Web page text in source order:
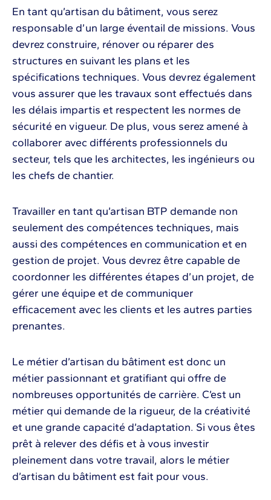
En tant qu’artisan du bâtiment, vous serez
responsable d’un large éventail de missions. Vous
devrez construire, rénover ou réparer des
structures en suivant les plans et les
spécifications techniques. Vous devrez également
vous assurer que les travaux sont effectués dans
les délais impartis et respectent les normes de
sécurité en vigueur. De plus, vous serez amené à
collaborer avec différents professionnels du
secteur, tels que les architectes, les ingénieurs ou
les chefs de chantier.
Travailler en tant qu’artisan BTP demande non
seulement des compétences techniques, mais
aussi des compétences en communication et en
gestion de projet. Vous devrez être capable de
coordonner les différentes étapes d’un projet, de
gérer une équipe et de communiquer
efficacement avec les clients et les autres parties
prenantes.
Le métier d’artisan du bâtiment est donc un
métier passionnant et gratifiant qui offre de
nombreuses opportunités de carrière. C’est un
métier qui demande de la rigueur, de la créativité
et une grande capacité d’adaptation. Si vous êtes
prêt à relever des défis et à vous investir
pleinement dans votre travail, alors le métier
d’artisan du bâtiment est fait pour vous.